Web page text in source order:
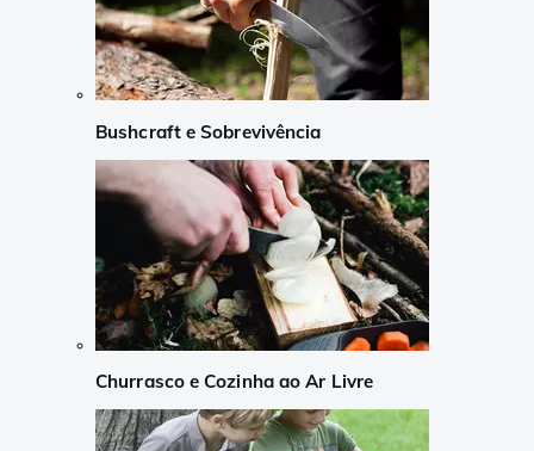
Bushcraft e Sobrevivência
Churrasco e Cozinha ao Ar Livre